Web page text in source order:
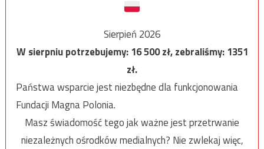
Sierpień 2026
W sierpniu potrzebujemy:16 500zł, zebraliśmy:1351
zł.
Państwa wsparcie jest niezbędne dla funkcjonowania
Fundacji Magna Polonia.
Masz świadomość tego jak ważne jest przetrwanie
niezależnych ośrodków medialnych? Nie zwlekaj więc,